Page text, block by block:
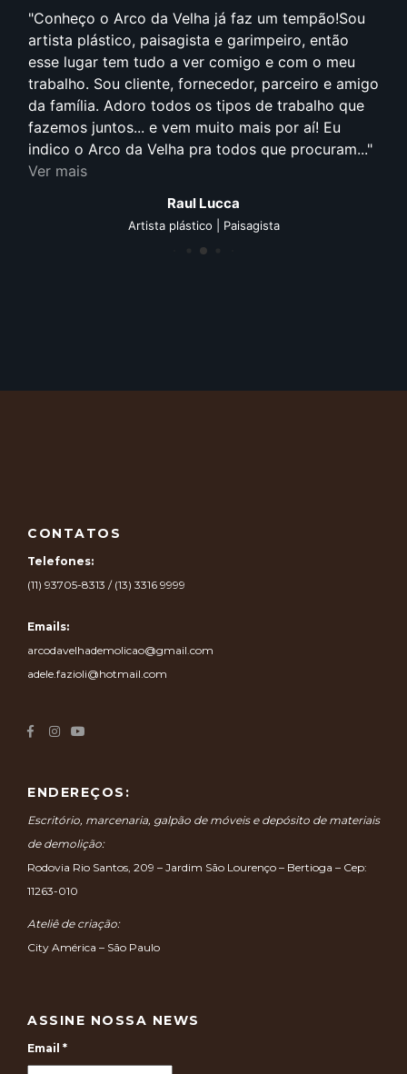
Conheço o Arco da Velha já faz um tempão!Sou
artista plástico, paisagista e garimpeiro, então
esse lugar tem tudo a ver comigo e com o meu
trabalho. Sou cliente, fornecedor, parceiro e amigo
da família. Adoro todos os tipos de trabalho que
fazemos juntos... e vem muito mais por aí! Eu
indico o Arco da Velha pra todos que procuram...
Ver mais
Raul Lucca
Artista plástico | Paisagista
CONTATOS
Telefones:
(11) 93705-8313 / (13) 3316 9999
Emails:
arcodavelhademolicao@gmail.com
adele.fazioli@hotmail.com
ENDEREÇOS:
Escritório, marcenaria, galpão de móveis e depósito de materiais
de demolição:
Rodovia Rio Santos, 209 – Jardim São Lourenço – Bertioga – Cep:
11263-010
Ateliê de criação:
City América – São Paulo
ASSINE NOSSA NEWS
Email *